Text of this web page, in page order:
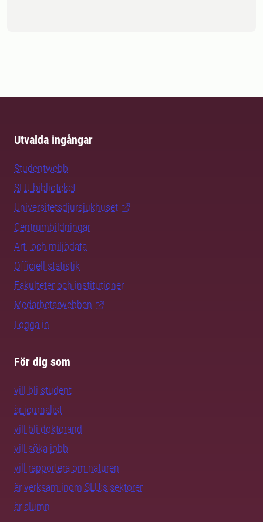
Utvalda ingångar
Studentwebb
SLU-biblioteket
Universitetsdjursjukhuset
Centrumbildningar
Art- och miljödata
Officiell statistik
Fakulteter och institutioner
Medarbetarwebben
Logga in
För dig som
vill bli student
är journalist
vill bli doktorand
vill söka jobb
vill rapportera om naturen
är verksam inom SLU:s sektorer
är alumn